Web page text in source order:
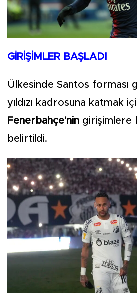
GİRİŞİMLER BAŞLADI
Ülkesinde Santos forması
yıldızı kadrosuna katmak
Fenerbahçe'nin girişimlere
belirtildi.